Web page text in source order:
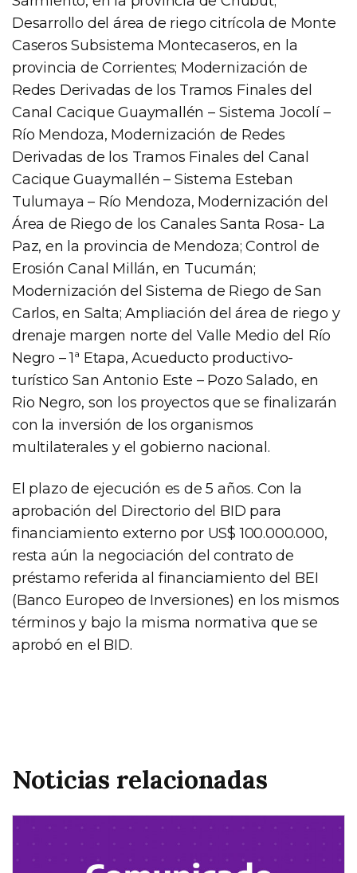
Desarrollo del área de riego citrícola de Monte
Caseros Subsistema Montecaseros, en la
provincia de Corrientes; Modernización de
Redes Derivadas de los Tramos Finales del
Canal Cacique Guaymallén – Sistema Jocolí –
Río Mendoza, Modernización de Redes
Derivadas de los Tramos Finales del Canal
Cacique Guaymallén – Sistema Esteban
Tulumaya – Río Mendoza, Modernización del
Área de Riego de los Canales Santa Rosa- La
Paz, en la provincia de Mendoza; Control de
Erosión Canal Millán, en Tucumán;
Modernización del Sistema de Riego de San
Carlos, en Salta; Ampliación del área de riego y
drenaje margen norte del Valle Medio del Río
Negro – 1ª Etapa, Acueducto productivo-
turístico San Antonio Este – Pozo Salado, en
Rio Negro, son los proyectos que se finalizarán
con la inversión de los organismos
multilaterales y el gobierno nacional.
El plazo de ejecución es de 5 años. Con la
aprobación del Directorio del BID para
financiamiento externo por US$ 100.000.000,
resta aún la negociación del contrato de
préstamo referida al financiamiento del BEI
(Banco Europeo de Inversiones) en los mismos
términos y bajo la misma normativa que se
aprobó en el BID.
Noticias relacionadas